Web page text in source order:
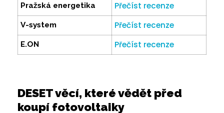
Pražská energetika Přečíst recenze
V-system Přečíst recenze
E.ON Přečíst recenze
DESET věcí, které vědět před
koupí fotovoltaiky